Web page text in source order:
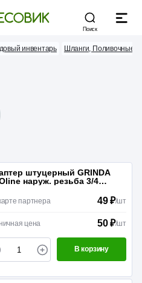
Поиск
инвентарь Шланги, Поливочные
штуцерный GRINDA
наруж. резьба 3/4
партнера 49 ₽/шт
цена 50 ₽/шт
В корзину